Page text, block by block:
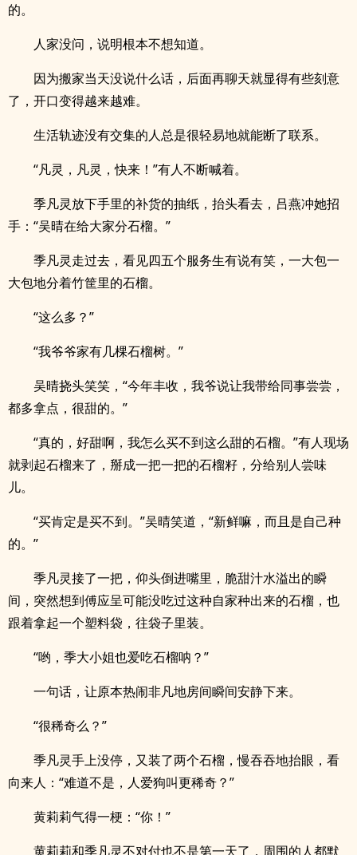
的。
人家没问，说明根本不想知道。
因为搬家当天没说什么话，后面再聊天就显得有些刻意
了，开口变得越来越难。
生活轨迹没有交集的人总是很轻易地就能断了联系。
“凡灵，凡灵，快来！”有人不断喊着。
季凡灵放下手里的补货的抽纸，抬头看去，吕燕冲她招
手：“吴晴在给大家分石榴。”
季凡灵走过去，看见四五个服务生有说有笑，一大包一
大包地分着竹筐里的石榴。
“这么多？”
“我爷爷家有几棵石榴树。”
吴晴挠头笑笑，“今年丰收，我爷说让我带给同事尝尝，
都多拿点，很甜的。”
“真的，好甜啊，我怎么买不到这么甜的石榴。”有人现场
就剥起石榴来了，掰成一把一把的石榴籽，分给别人尝味
儿。
“买肯定是买不到。”吴晴笑道，“新鲜嘛，而且是自己种
的。”
季凡灵接了一把，仰头倒进嘴里，脆甜汁水溢出的瞬
间，突然想到傅应呈可能没吃过这种自家种出来的石榴，也
跟着拿起一个塑料袋，往袋子里装。
“哟，季大小姐也爱吃石榴呐？”
一句话，让原本热闹非凡地房间瞬间安静下来。
“很稀奇么？”
季凡灵手上没停，又装了两个石榴，慢吞吞地抬眼，看
向来人：“难道不是，人爱狗叫更稀奇？”
黄莉莉气得一梗：“你！”
黄莉莉和季凡灵不对付也不是第一天了，周围的人都默